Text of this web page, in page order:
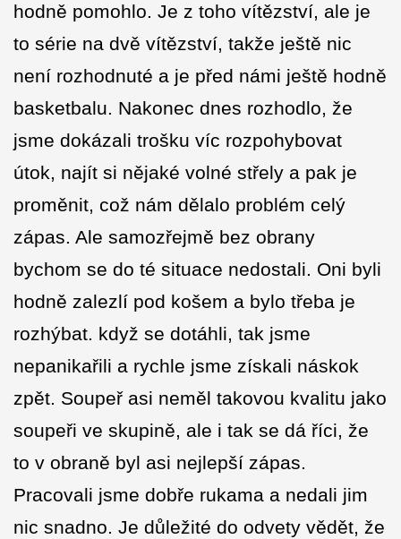
hodně pomohlo. Je z toho vítězství, ale je
to série na dvě vítězství, takže ještě nic
není rozhodnuté a je před námi ještě hodně
basketbalu. Nakonec dnes rozhodlo, že
jsme dokázali trošku víc rozpohybovat
útok, najít si nějaké volné střely a pak je
proměnit, což nám dělalo problém celý
zápas. Ale samozřejmě bez obrany
bychom se do té situace nedostali. Oni byli
hodně zalezlí pod košem a bylo třeba je
rozhýbat. když se dotáhli, tak jsme
nepanikařili a rychle jsme získali náskok
zpět. Soupeř asi neměl takovou kvalitu jako
soupeři ve skupině, ale i tak se dá říci, že
to v obraně byl asi nejlepší zápas.
Pracovali jsme dobře rukama a nedali jim
nic snadno. Je důležité do odvety vědět, že